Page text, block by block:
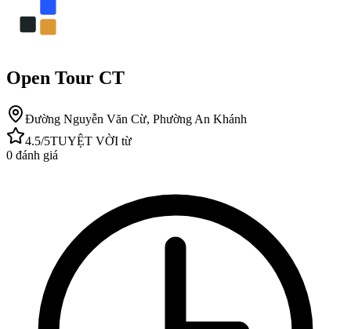
Open Tour CT
Đường Nguyễn Văn Cừ, Phường An Khánh
4.5/5TUYỆT VỜI từ
0 đánh giá